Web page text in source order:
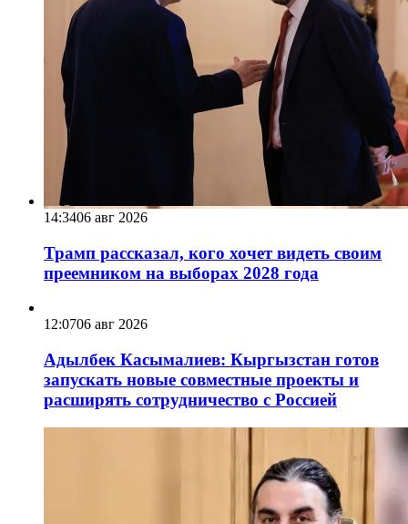
14:3406 авг 2026
Трамп рассказал, кого хочет видеть своим
преемником на выборах 2028 года
12:0706 авг 2026
Адылбек Касымалиев: Кыргызстан готов
запускать новые совместные проекты и
расширять сотрудничество с Россией